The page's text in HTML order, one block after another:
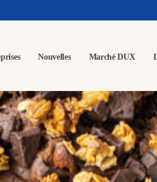
Nouvelles Marché DUX